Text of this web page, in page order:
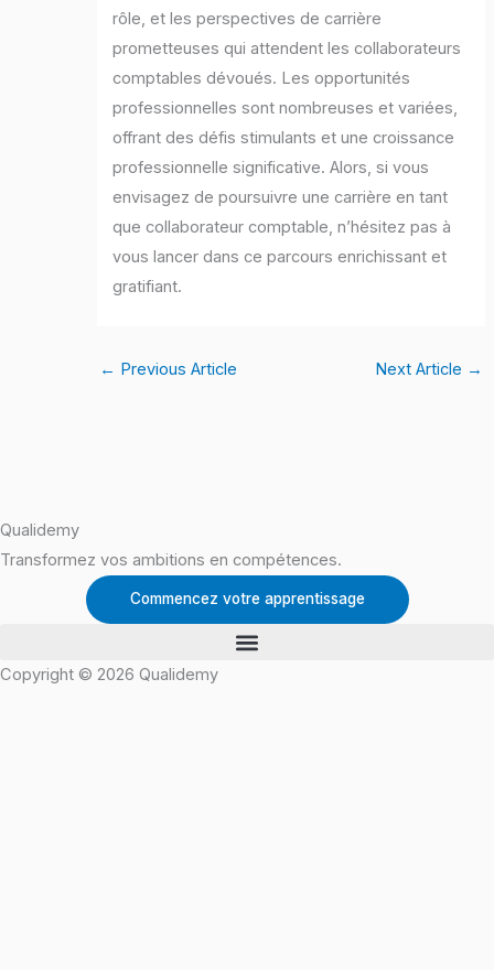
rôle, et les perspectives de carrière
prometteuses qui attendent les collaborateurs
comptables dévoués. Les opportunités
professionnelles sont nombreuses et variées,
offrant des défis stimulants et une croissance
professionnelle significative. Alors, si vous
envisagez de poursuivre une carrière en tant
que collaborateur comptable, n’hésitez pas à
vous lancer dans ce parcours enrichissant et
gratifiant.
← Previous Article Next Article →
Qualidemy
Transformez vos ambitions en compétences.
Commencez votre apprentissage
Copyright © 2026 Qualidemy